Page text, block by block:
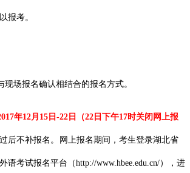
报考。
现场报名确认相结合的报名方式。
年12月15日-22日（22日下午17时关闭网上报
后不补报名 。 网上报名期间， 考生登录湖北省
语考试报名平台（http://www.hbee.edu.cn/），进